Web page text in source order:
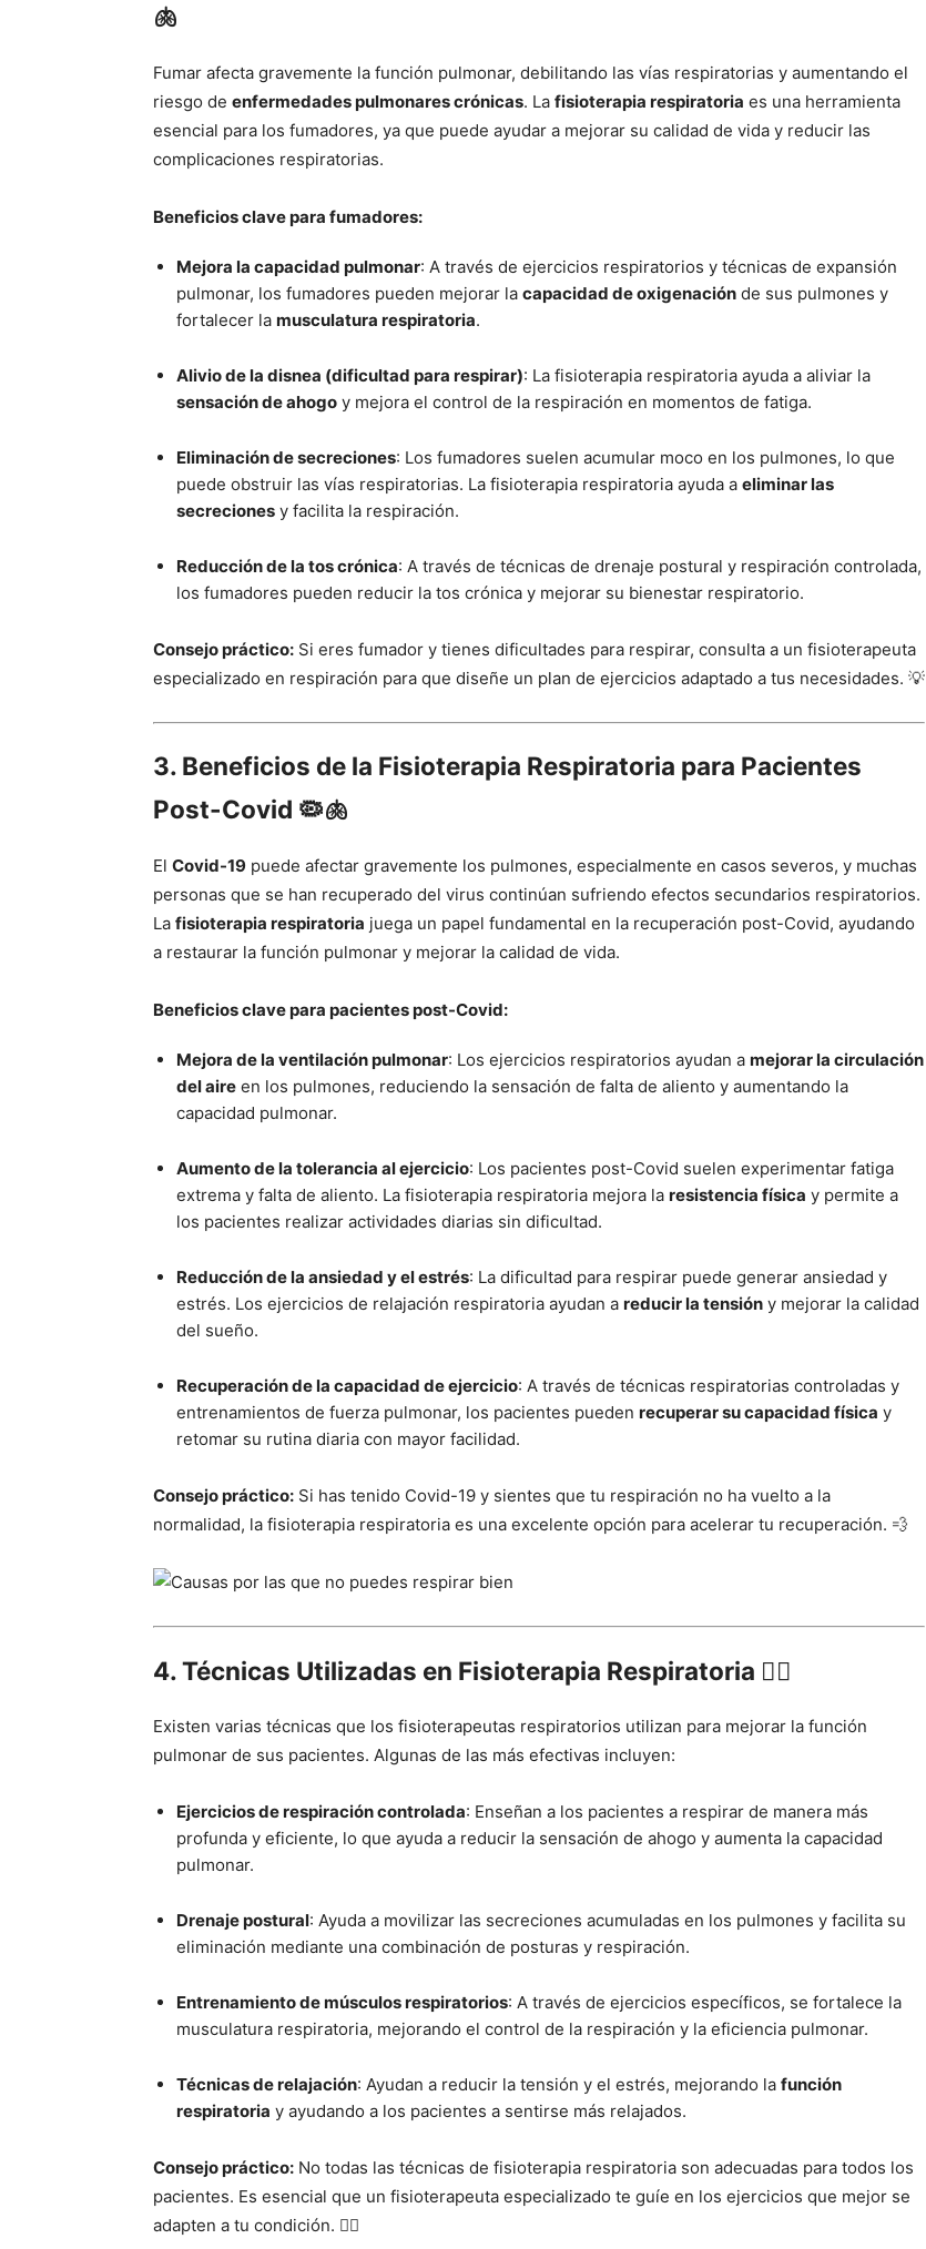
🫁
Fumar afecta gravemente la función pulmonar, debilitando las vías respiratorias y aumentando el
riesgo de enfermedades pulmonares crónicas. La fisioterapia respiratoria es una herramienta
esencial para los fumadores, ya que puede ayudar a mejorar su calidad de vida y reducir las
complicaciones respiratorias.
Beneficios clave para fumadores:
Mejora la capacidad pulmonar: A través de ejercicios respiratorios y técnicas de expansión
pulmonar, los fumadores pueden mejorar la capacidad de oxigenación de sus pulmones y
fortalecer la musculatura respiratoria.
Alivio de la disnea (dificultad para respirar): La fisioterapia respiratoria ayuda a aliviar la
sensación de ahogo y mejora el control de la respiración en momentos de fatiga.
Eliminación de secreciones: Los fumadores suelen acumular moco en los pulmones, lo que
puede obstruir las vías respiratorias. La fisioterapia respiratoria ayuda a eliminar las
secreciones y facilita la respiración.
Reducción de la tos crónica: A través de técnicas de drenaje postural y respiración controlada,
los fumadores pueden reducir la tos crónica y mejorar su bienestar respiratorio.
Consejo práctico: Si eres fumador y tienes dificultades para respirar, consulta a un fisioterapeuta
especializado en respiración para que diseñe un plan de ejercicios adaptado a tus necesidades. 💡
3. Beneficios de la Fisioterapia Respiratoria para Pacientes
Post-Covid 🦠🫁
El Covid-19 puede afectar gravemente los pulmones, especialmente en casos severos, y muchas
personas que se han recuperado del virus continúan sufriendo efectos secundarios respiratorios.
La fisioterapia respiratoria juega un papel fundamental en la recuperación post-Covid, ayudando
a restaurar la función pulmonar y mejorar la calidad de vida.
Beneficios clave para pacientes post-Covid:
Mejora de la ventilación pulmonar: Los ejercicios respiratorios ayudan a mejorar la circulación
del aire en los pulmones, reduciendo la sensación de falta de aliento y aumentando la
capacidad pulmonar.
Aumento de la tolerancia al ejercicio: Los pacientes post-Covid suelen experimentar fatiga
extrema y falta de aliento. La fisioterapia respiratoria mejora la resistencia física y permite a
los pacientes realizar actividades diarias sin dificultad.
Reducción de la ansiedad y el estrés: La dificultad para respirar puede generar ansiedad y
estrés. Los ejercicios de relajación respiratoria ayudan a reducir la tensión y mejorar la calidad
del sueño.
Recuperación de la capacidad de ejercicio: A través de técnicas respiratorias controladas y
entrenamientos de fuerza pulmonar, los pacientes pueden recuperar su capacidad física y
retomar su rutina diaria con mayor facilidad.
Consejo práctico: Si has tenido Covid-19 y sientes que tu respiración no ha vuelto a la
normalidad, la fisioterapia respiratoria es una excelente opción para acelerar tu recuperación. 💨
4. Técnicas Utilizadas en Fisioterapia Respiratoria 🧑‍⚕️
Existen varias técnicas que los fisioterapeutas respiratorios utilizan para mejorar la función
pulmonar de sus pacientes. Algunas de las más efectivas incluyen:
Ejercicios de respiración controlada: Enseñan a los pacientes a respirar de manera más
profunda y eficiente, lo que ayuda a reducir la sensación de ahogo y aumenta la capacidad
pulmonar.
Drenaje postural: Ayuda a movilizar las secreciones acumuladas en los pulmones y facilita su
eliminación mediante una combinación de posturas y respiración.
Entrenamiento de músculos respiratorios: A través de ejercicios específicos, se fortalece la
musculatura respiratoria, mejorando el control de la respiración y la eficiencia pulmonar.
Técnicas de relajación: Ayudan a reducir la tensión y el estrés, mejorando la función
respiratoria y ayudando a los pacientes a sentirse más relajados.
Consejo práctico: No todas las técnicas de fisioterapia respiratoria son adecuadas para todos los
pacientes. Es esencial que un fisioterapeuta especializado te guíe en los ejercicios que mejor se
adapten a tu condición. 🧘‍♂️